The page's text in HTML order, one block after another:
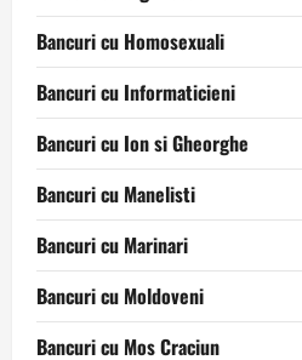
Bancuri cu Homosexuali
Bancuri cu Informaticieni
Bancuri cu Ion si Gheorghe
Bancuri cu Manelisti
Bancuri cu Marinari
Bancuri cu Moldoveni
Bancuri cu Mos Craciun